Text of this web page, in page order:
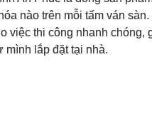
nào trên mỗi tấm ván
việc thi công nhanh
lắp đặt tại nhà.